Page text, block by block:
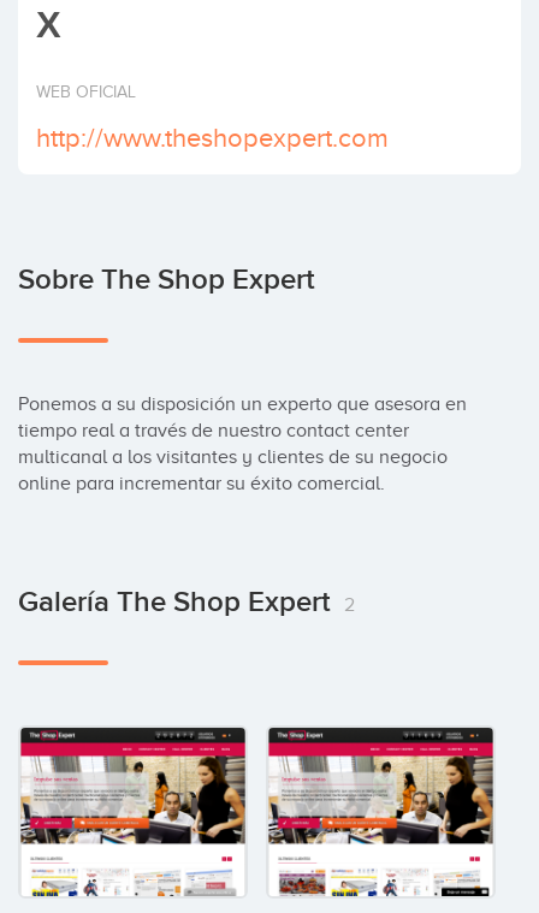
Invertir
X
WEB OFICIAL
http://www.theshopexpert.com
Sobre The Shop Expert
Ponemos a su disposición un experto que asesora en
tiempo real a través de nuestro contact center
multicanal a los visitantes y clientes de su negocio
online para incrementar su éxito comercial.
Galería The Shop Expert 2